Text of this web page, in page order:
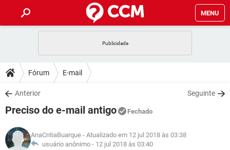
MENU
CELULAR
OUTLOOK
INSTAGRAM GMAIL
GUIA DE COMPRAS
DICAS
JOGOS
INSTAGRAM GMAIL
DOWNLOADS
JOGOS WHATSAPP
CELULAR
OUTLOOK EXCEL
JOGOS WHATSAPP
GLOSSÁRIO
Fórum E-mail
Anterior Seguinte
Preciso do e-mail antigo Fechado
AnaCntiaBuarque - Atualizado em 12 jul 2018 às 03:38
usuário anônimo - 12 jul 2018 às 03:40